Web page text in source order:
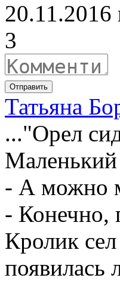
20.11.2016
3
Отправить
Татьяна
..."Орел
Маленький
- А можно
- Конечно,
Кролик
появилась